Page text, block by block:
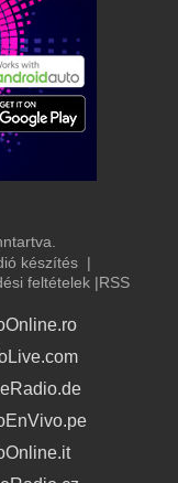
készítés |
feltételek |RSS